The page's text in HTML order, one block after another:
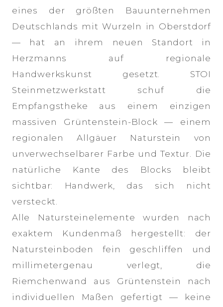
eines der größten Bauunternehmen
Deutschlands mit Wurzeln in Oberstdorf
— hat an ihrem neuen Standort in
Herzmanns auf regionale
Handwerkskunst gesetzt. STOI
Steinmetzwerkstatt schuf die
Empfangstheke aus einem einzigen
massiven Grüntenstein-Block — einem
regionalen Allgäuer Naturstein von
unverwechselbarer Farbe und Textur. Die
natürliche Kante des Blocks bleibt
sichtbar: Handwerk, das sich nicht
versteckt.
Alle Natursteinelemente wurden nach
exaktem Kundenmaß hergestellt: der
Natursteinboden fein geschliffen und
millimetergenau verlegt, die
Riemchenwand aus Grüntenstein nach
individuellen Maßen gefertigt — keine